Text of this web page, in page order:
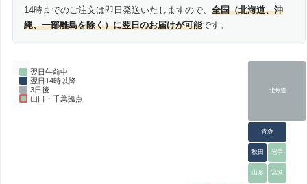
14時までのご注文は即日発送いたしますので、全国（北海道、沖
縄、一部離島を除く）に翌日のお届けが可能です。
翌日午前中
翌日14時以降
3日後
山口・千葉拠点
北海道
青森
秋田 岩手
山形 宮城